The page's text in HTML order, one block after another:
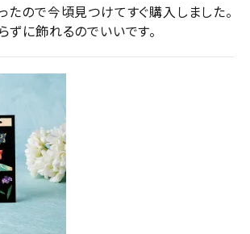
ので今頃見つけてすぐ購入しました。
に飾れるのでいいです。